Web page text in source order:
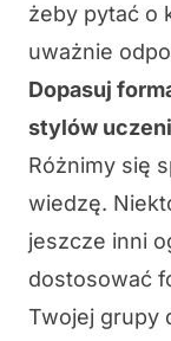
żeby pytać o
uważnie
Dopasuj
stylów
Różnimy się
wiedzę.
jeszcze inni
dostosować
Twojej grupy